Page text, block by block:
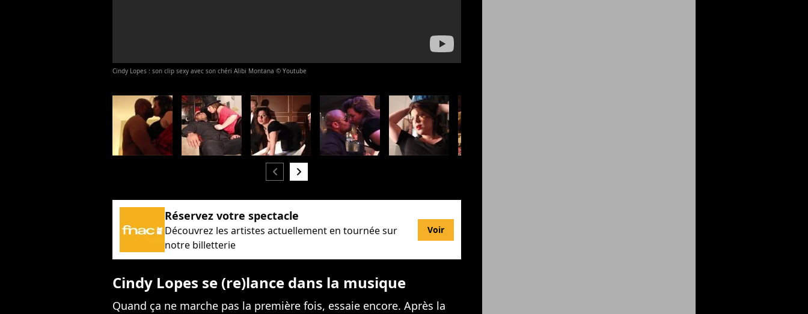
Cindy Lopes : son clip sexy avec son chéri Alibi Montana © Youtube
chevron_left chevron_right
Réservez votre spectacle
Découvrez les artistes actuellement en tournée sur
notre billetterie
Voir
Cindy Lopes se (re)lance dans la musique
Quand ça ne marche pas la première fois, essaie encore. Après la